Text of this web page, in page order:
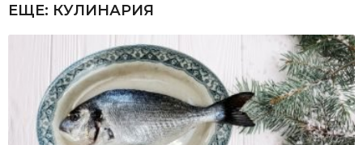
ЕЩЕ: КУЛИНАРИЯ